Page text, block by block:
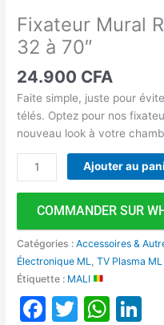
Fixateur Mural
32 à 70″
24.900 CFA
Faite simple, juste pour
télés. Optez pour nos
nouveau look à votre
Ajouter au
COMMANDER SUR
Catégories :Accessoires &
Électronique ML
,TV Plasma ML
Étiquette : MALI
Facebook
Twitter